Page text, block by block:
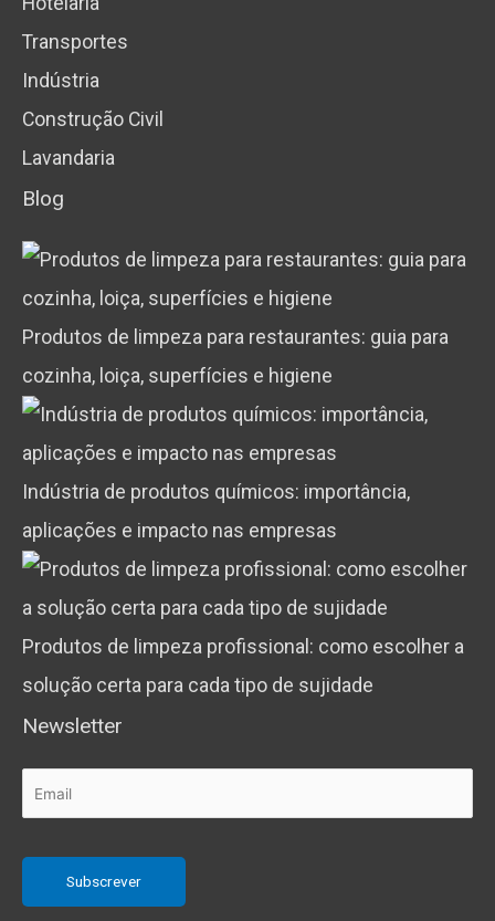
Transportes
Indústria
Construção Civil
Lavandaria
Blog
Produtos de limpeza para restaurantes: guia para
cozinha, loiça, superfícies e higiene
Indústria de produtos químicos: importância,
aplicações e impacto nas empresas
Produtos de limpeza profissional: como escolher a
solução certa para cada tipo de sujidade
Newsletter